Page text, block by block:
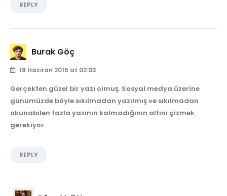
REPLY
Burak Göç
18 Haziran 2015 at 02:03
Gerçekten güzel bir yazı olmuş. Sosyal medya üzerine
günümüzde böyle sıkılmadan yazılmış ve sıkılmadan
okunabilen fazla yazının kalmadığının altını çizmek
gerekiyor.
REPLY